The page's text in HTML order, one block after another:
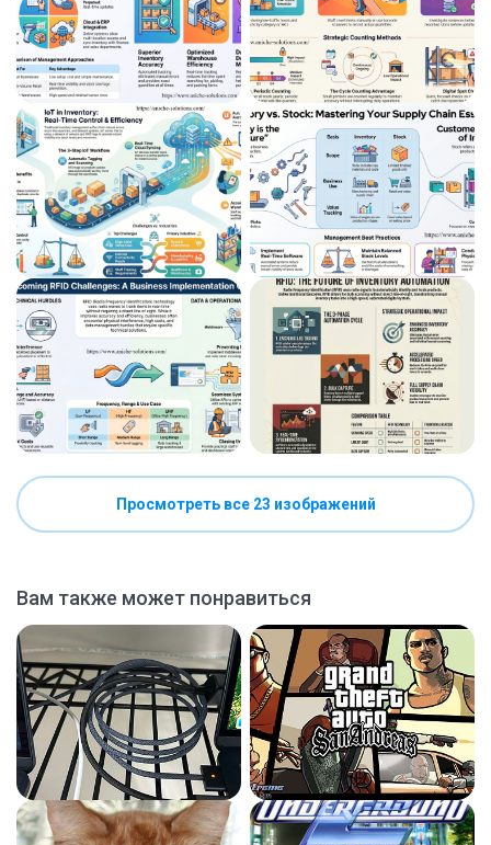
Просмотреть все 23 изображений
Вам также может понравиться